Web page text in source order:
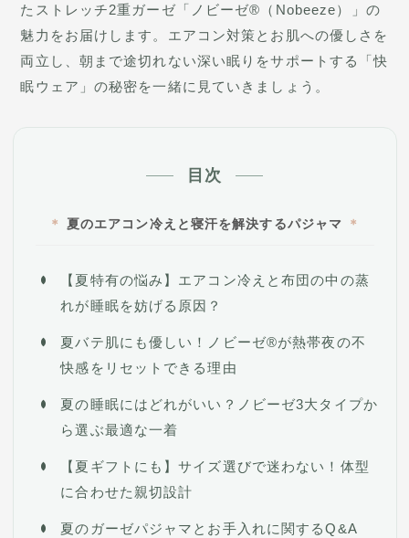
たストレッチ2重ガーゼ「ノビーゼ®（Nobeeze）」の
魅力をお届けします。エアコン対策とお肌への優しさを
両立し、朝まで途切れない深い眠りをサポートする「快
眠ウェア」の秘密を一緒に見ていきましょう。
目次
夏のエアコン冷えと寝汗を解決するパジャマ
【夏特有の悩み】エアコン冷えと布団の中の蒸
れが睡眠を妨げる原因？
夏バテ肌にも優しい！ノビーゼ®が熱帯夜の不
快感をリセットできる理由
夏の睡眠にはどれがいい？ノビーゼ3大タイプか
ら選ぶ最適な一着
【夏ギフトにも】サイズ選びで迷わない！体型
に合わせた親切設計
夏のガーゼパジャマとお手入れに関するQ&A